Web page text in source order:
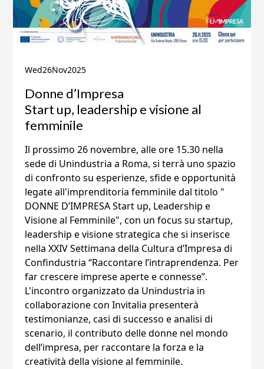
Wed26Nov2025
Donne d’Impresa
Start up, leadership e visione al
femminile
Il prossimo 26 novembre, alle ore 15.30 nella
sede di Unindustria a Roma, si terrà uno spazio
di confronto su esperienze, sfide e opportunità
legate all'imprenditoria femminile dal titolo "
DONNE D’IMPRESA Start up, Leadership e
Visione al Femminile", con un focus su startup,
leadership e visione strategica che si inserisce
nella XXIV Settimana della Cultura d’Impresa di
Confindustria “Raccontare l’intraprendenza. Per
far crescere imprese aperte e connesse”.
L'incontro organizzato da Unindustria in
collaborazione con Invitalia presenterà
testimonianze, casi di successo e analisi di
scenario, il contributo delle donne nel mondo
dell’impresa, per raccontare la forza e la
creatività della visione al femminile.